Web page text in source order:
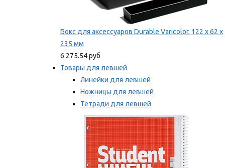
Бокс для аксессуаров Durable Varicolor, 122 x 62 x
235 мм
6 275.54 руб
Товары для левшей
Линейки для левшей
Ножницы для левшей
Тетради для левшей
Точилки для левшей
Мы рекомендуем